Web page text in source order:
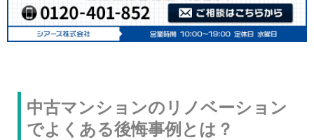
中古マンションのリノベーション
でよくある後悔事例とは？